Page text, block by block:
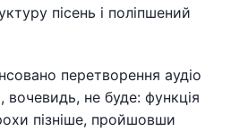
пісень і поліпшений
перетворення аудіо
вочевидь, не буде: функція
пізніше, пройшовши